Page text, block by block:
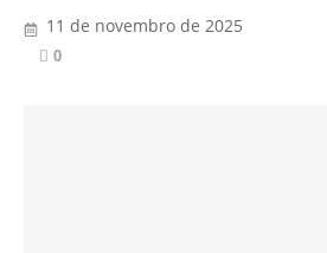
11 de novembro de 2025
0